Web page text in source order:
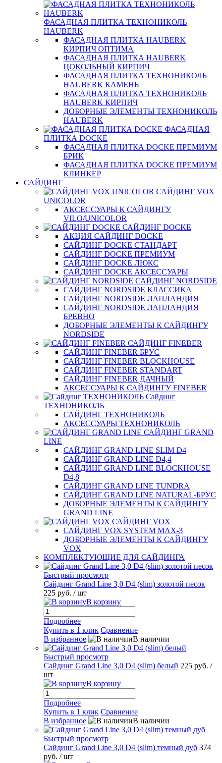
ФАСАДНАЯ ПЛИТКА ТЕХНОНИКОЛЬ
HAUBERK
ФАСАДНАЯ ПЛИТКА HAUBERK
КИРПИЧ ОПТИМА
ФАСАДНАЯ ПЛИТКА HAUBERK
ЦОКОЛЬНЫЙ КИРПИЧ
ФАСАДНАЯ ПЛИТКА ТЕХНОНИКОЛЬ
HAUBERK КАМЕНЬ
ФАСАДНАЯ ПЛИТКА ТЕХНОНИКОЛЬ
HAUBERK КИРПИЧ
ДОБОРНЫЕ ЭЛЕМЕНТЫ ТЕХНОНИКОЛЬ
HAUBERK
ФАСАДНАЯ
ПЛИТКА DOCKE
ФАСАДНАЯ ПЛИТКА DOCKE ПРЕМИУМ
БРИК
ФАСАДНАЯ ПЛИТКА DOCKE ПРЕМИУМ
КЛИНКЕР
САЙДИНГ
САЙДИНГ VOX
UNICOLOR
АКСЕССУАРЫ К САЙДИНГУ
VILO/UNICOLOR
САЙДИНГ DOCKE
АКЦИЯ САЙДИНГ DOCKE
САЙДИНГ DOCKE СТАНДАРТ
САЙДИНГ DOCKE ПРЕМИУМ
САЙДИНГ DOCKE ЛЮКС
САЙДИНГ DOCKE АКСЕССУАРЫ
САЙДИНГ NORDSIDE
САЙДИНГ NORDSIDE КЛАССИКА
САЙДИНГ NORDSIDE ЛАПЛАНДИЯ
САЙДИНГ NORDSIDE ЛАПЛАНДИЯ
БРЕВНО
ДОБОРНЫЕ ЭЛЕМЕНТЫ К САЙДИНГУ
NORDSIDE
САЙДИНГ FINEBER
САЙДИНГ FINEBER БРУС
САЙДИНГ FINEBER BLOCKHOUSE
САЙДИНГ FINEBER STANDART
САЙДИНГ FINEBER ДАЧНЫЙ
АКСЕССУАРЫ К САЙДИНГУ FINEBER
Сайдинг
ТЕХНОНИКОЛЬ
САЙДИНГ ТЕХНОНИКОЛЬ
АКСЕССУАРЫ ТЕХНОНИКОЛЬ
САЙДИНГ GRAND
LINE
САЙДИНГ GRAND LINE SLIM D4
САЙДИНГ GRAND LINE D4,4
САЙДИНГ GRAND LINE BLOCKHOUSE
D4,8
САЙДИНГ GRAND LINE TUNDRA
САЙДИНГ GRAND LINE NATURAL-БРУС
ДОБОРНЫЕ ЭЛЕМЕНТЫ К САЙДИНГУ
GRAND LINE
САЙДИНГ VOX
САЙДИНГ VOX SYSTEM MAX-3
ДОБОРНЫЕ ЭЛЕМЕНТЫ К САЙДИНГУ
VOX
КОМПЛЕКТУЮЩИЕ ДЛЯ САЙДИНГА
Быстрый просмотр
Сайдинг Grand Line 3,0 D4 (slim) золотой песок
225 руб. / шт
В корзину
Подробнее
Купить в 1 клик Сравнение
В избранное
В наличии
Быстрый просмотр
Сайдинг Grand Line 3,0 D4 (slim) белый 225 руб. /
шт
В корзину
Подробнее
Купить в 1 клик Сравнение
В избранное
В наличии
Быстрый просмотр
Сайдинг Grand Line 3,0 D4 (slim) темный дуб 374
руб. / шт